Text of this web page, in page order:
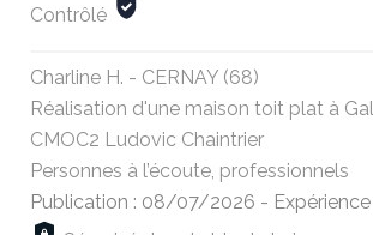
Contrôlé
Charline H. - CERNAY (68)
Réalisation d'une maison toit plat à
CMOC2 Ludovic Chaintrier
Personnes à l’écoute, professionnels
Publication : 08/07/2026 -